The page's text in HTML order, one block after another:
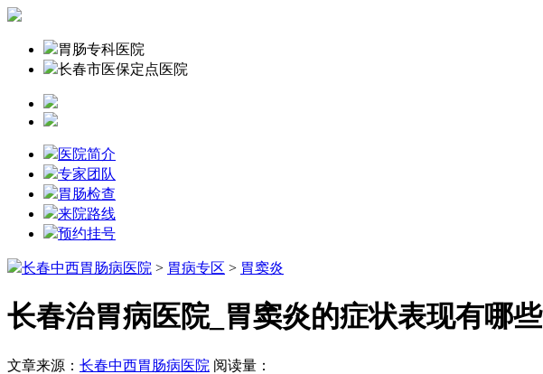
胃肠专科医院
长春市医保定点医院
医院简介
专家团队
胃肠检查
来院路线
预约挂号
长春中西胃肠病医院 > 胃病专区 > 胃窦炎
长春治胃病医院_胃窦炎的症状表现有哪些
文章来源： 长春中西胃肠病医院 阅读量：